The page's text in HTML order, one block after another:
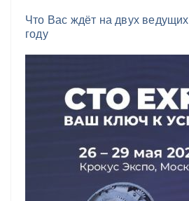
Что Вас ждёт на двух
году